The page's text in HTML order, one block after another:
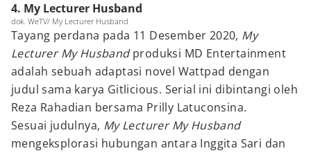
4. My Lecturer Husband
dok. WeTV/ My Lecturer Husband
Tayang perdana pada 11 Desember 2020, My
Lecturer My Husbandproduksi MD Entertainment
adalah sebuah adaptasi novel Wattpad dengan
judul sama karya Gitlicious. Serial ini dibintangi oleh
Reza Rahadian bersama Prilly Latuconsina.
Sesuai judulnya, My Lecturer My Husband
mengeksplorasi hubungan antara Inggita Sari dan